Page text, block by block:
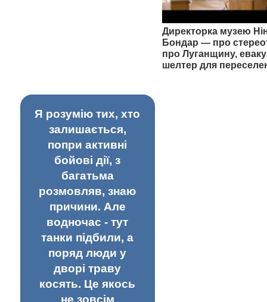
Директорка музею
Бондар — про
про Луганщину,
шелтер для
Я розумію тих, хто
залишається,
попри активні
бойові дії, з
багатьма
розмовляв, знаю
причини. Але
водночас - тут
танки підбили, а
поряд люди у
дворі траву
косять. Це якось
не зовсім